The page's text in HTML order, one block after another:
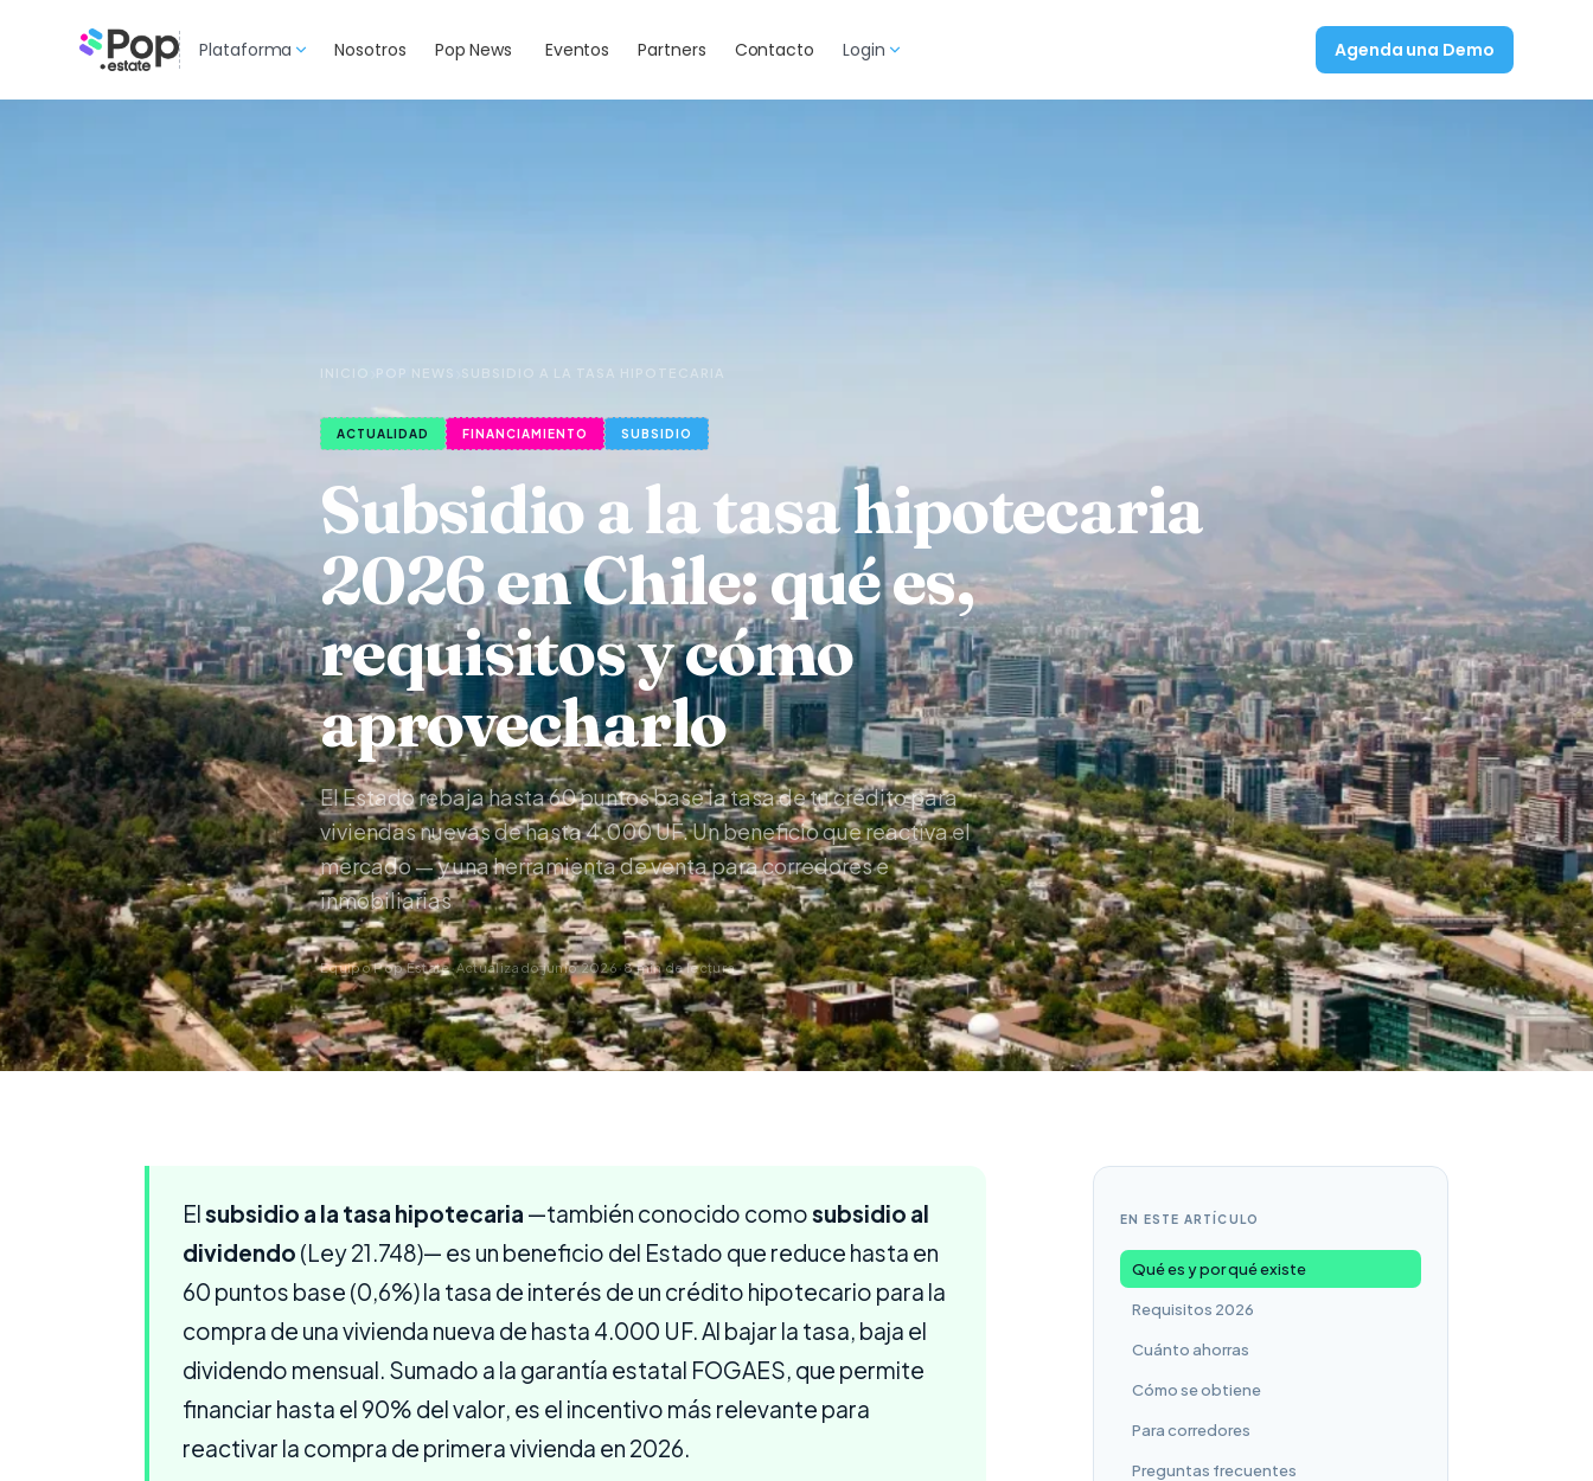
Plataforma Nosotros Pop News Eventos Partners Contacto Login Agenda una Demo
INICIO POP NEWS SUBSIDIO A LA TASA HIPOTECARIA
ACTUALIDAD FINANCIAMIENTO SUBSIDIO
Subsidio a la tasa hipotecaria
2026 en Chile: qué es,
requisitos y cómo
aprovecharlo
El Estado rebaja hasta 60 puntos base la tasa de tu crédito para
viviendas nuevas de hasta 4.000 UF. Un beneficio que reactiva el
mercado — y una herramienta de venta para corredores e
inmobiliarias
Equipo Pop Estate·Actualizado junio 2026·8 min de lectura
Elsubsidio a la tasa hipotecaria —también conocido comosubsidio al
dividendo (Ley 21.748)— es un beneficio del Estado que reduce hasta en
60 puntos base (0,6%) la tasa de interés de un crédito hipotecario para la
compra de una vivienda nueva de hasta 4.000 UF. Al bajar la tasa, baja el
dividendo mensual. Sumado a la garantía estatal FOGAES, que permite
financiar hasta el 90% del valor, es el incentivo más relevante para
reactivar la compra de primera vivienda en 2026.
EN ESTE ARTÍCULO
Qué es y por qué existe
Requisitos 2026
Cuánto ahorras
Cómo se obtiene
Para corredores
Preguntas frecuentes